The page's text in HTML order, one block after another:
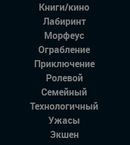
Книги/кино
Лабиринт
Морфеус
Ограбление
Приключение
Ролевой
Семейный
Технологичный
Ужасы
Экшен